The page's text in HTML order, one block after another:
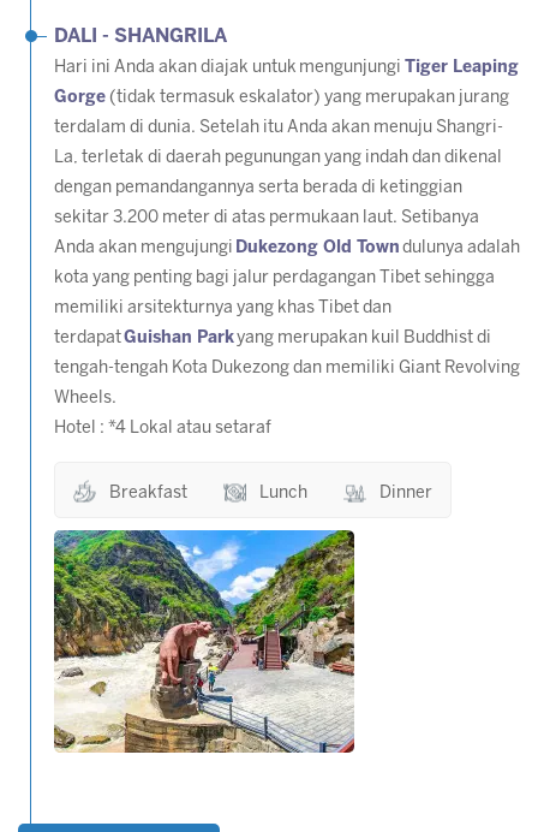
DALI - SHANGRILA
Hari ini Anda akan diajak untuk mengunjungi
Tiger Leaping
Gorge (tidak termasuk eskalator) yang merupakan jurang
terdalam di dunia. Setelah itu Anda akan menuju Shangri-
La, terletak di daerah pegunungan yang indah dan dikenal
dengan pemandangannya serta berada di ketinggian
sekitar 3.200 meter di atas permukaan laut. Setibanya
Anda akan mengujungi Dukezong Old Town dulunya adalah
kota yang penting bagi jalur perdagangan Tibet sehingga
memiliki arsitekturnya yang khas Tibet dan
terdapatGuishan Parkyang merupakan kuil Buddhist di
tengah-tengah Kota Dukezong dan memiliki Giant Revolving
Wheels.
Hotel : *4 Lokal atau setaraf
Breakfast Lunch Dinner